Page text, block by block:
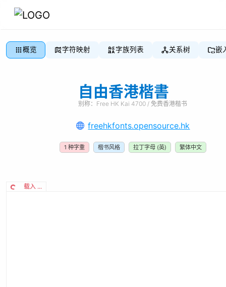
概览 字符映射 字族列表 关系树 嵌
自由香港楷書
别称： Free HK Kai 4700 / 免费香港楷书
freehkfonts.opensource.hk
1 种字重 楷书风格 拉丁字母 (英) 繁体中文
载入 ...